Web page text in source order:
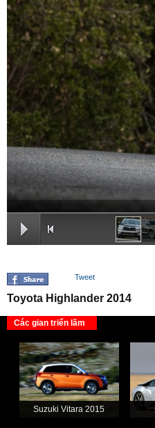
Tweet
Toyota Highlander 2014
Các gian triển lãm
Suzuki Vitara 2015